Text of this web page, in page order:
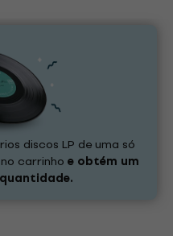
discos LP de uma só
carrinho e obtém um